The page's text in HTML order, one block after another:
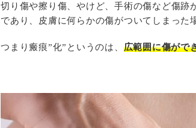
切り傷や擦り傷、やけど、手術の傷など傷跡
であり、皮膚に何らかの傷がついてしまった
つまり瘢痕”化”というのは、 広範囲に傷がで